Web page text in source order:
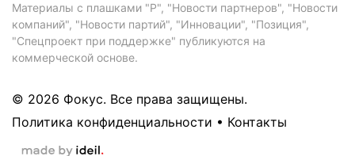
Материалы с плашками "Р", "Новости партнеров", "Новости
компаний", "Новости партий", "Инновации", "Позиция",
"Спецпроект при поддержке" публикуются на
коммерческой основе.
© 2026 Фокус. Все права защищены.
Политика конфиденциальности • Контакты